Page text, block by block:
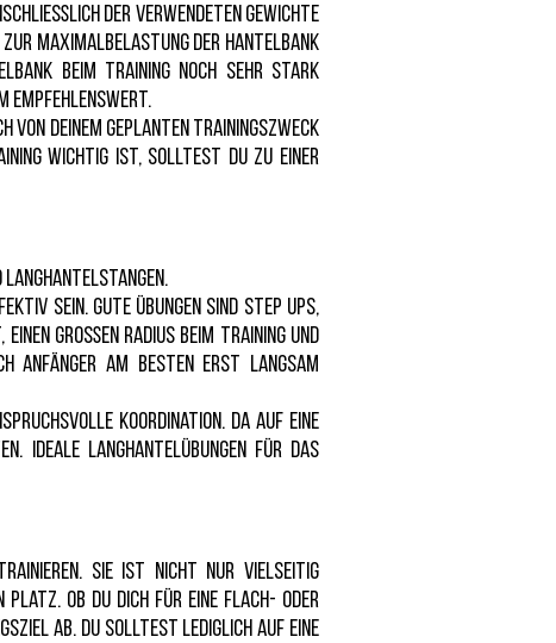
der verwendeten Gewichte
Maximalbelastung der Hantelbank
beim Training noch sehr stark
empfehlenswert.
deinem geplanten Trainingszweck
wichtig ist, solltest du zu einer
Langhantelstangen.
sein. Gute Übungen sind Step Ups,
großen Radius beim Training und
Anfänger am besten erst langsam
Koordination. Da auf eine
Ideale Langhantelübungen für das
Sie ist nicht nur vielseitig
Platz. Ob du dich für eine Flach- oder
ab. Du solltest lediglich auf eine